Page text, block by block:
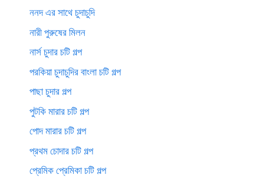
ননদ এর সাথে চুদাচুদি
নারী পুরুষের মিলন
নার্স চুদার চটি গল্প
পরকিয়া চুদাচুদির বাংলা চটি গল্প
পাছা চুদার গল্প
পুটকি মারার চটি গল্প
পোদ মারার চটি গল্প
প্রথম চোদার চটি গল্প
প্রেমিক প্রেমিকা চটি গল্প